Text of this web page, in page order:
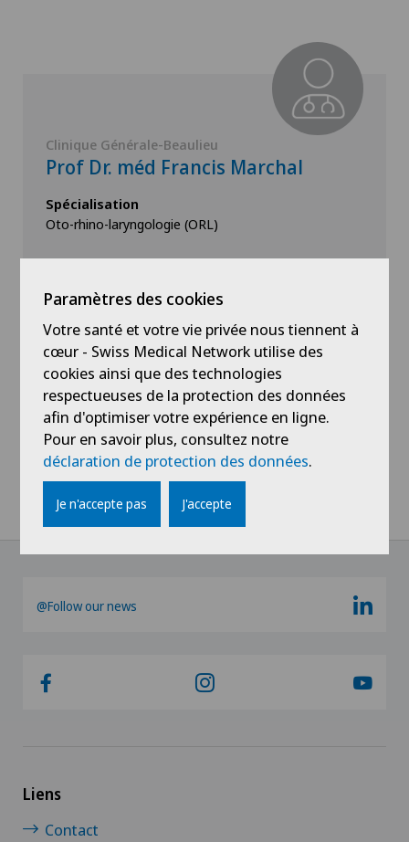
Clinique Générale-Beaulieu
Prof Dr. méd Francis Marchal
Spécialisation
Oto-rhino-laryngologie (ORL)
Voir profil
Voir plus
@Follow our news
Liens
Contact
Paramètres des cookies
Votre santé et votre vie privée nous tiennent à
cœur - Swiss Medical Network utilise des
cookies ainsi que des technologies
respectueuses de la protection des données
afin d'optimiser votre expérience en ligne.
Pour en savoir plus, consultez notre
déclaration de protection des données.
Je n'accepte pas J'accepte